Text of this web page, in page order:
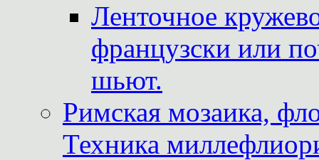
Ленточное
французски или
шьют.
Римская мозаика,
Техника